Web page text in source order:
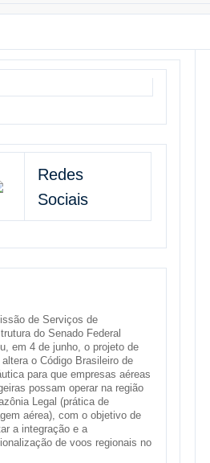
Redes
Sociais
de Serviços de
do Senado Federal
em 4 de junho, o projeto de
altera o Código Brasileiro de
para que empresas aéreas
possam operar na região
Legal (prática de
aérea), com o objetivo de
a integração e a
de voos regionais no